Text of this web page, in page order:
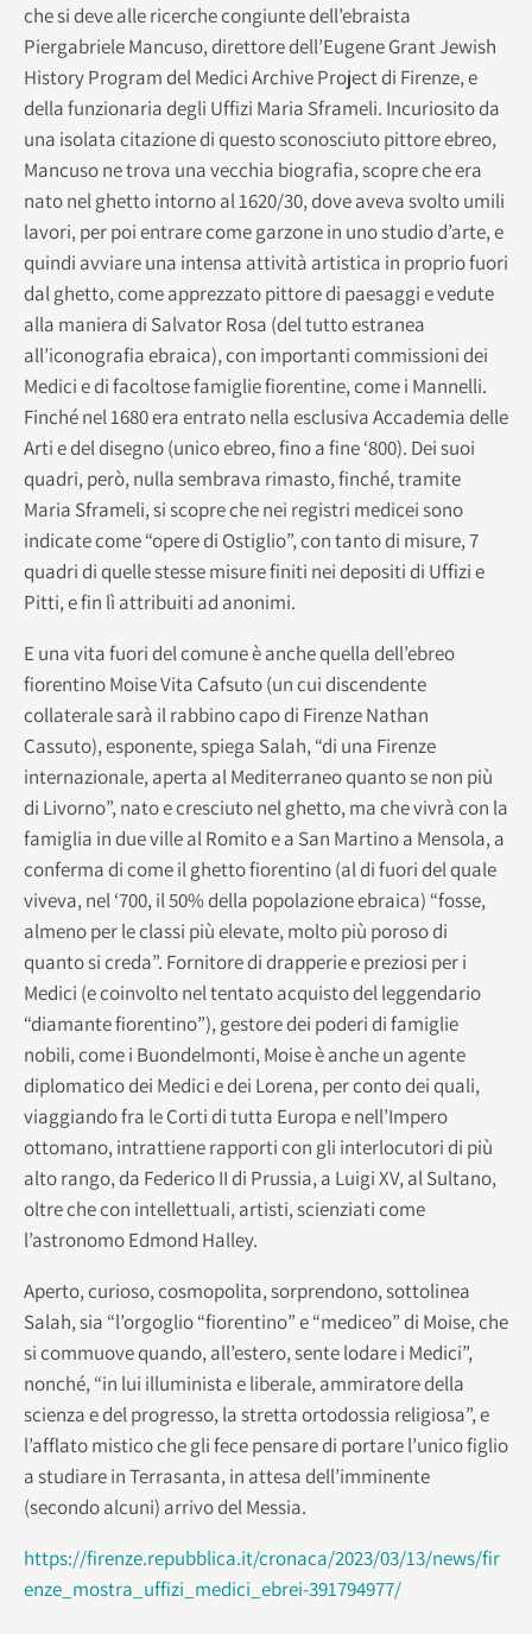
che si deve alle ricerche congiunte dell’ebraista
Piergabriele Mancuso, direttore dell’Eugene Grant Jewish
History Program del Medici Archive Project di Firenze, e
della funzionaria degli Uffizi Maria Sframeli. Incuriosito da
una isolata citazione di questo sconosciuto pittore ebreo,
Mancuso ne trova una vecchia biografia, scopre che era
nato nel ghetto intorno al 1620/30, dove aveva svolto umili
lavori, per poi entrare come garzone in uno studio d’arte, e
quindi avviare una intensa attività artistica in proprio fuori
dal ghetto, come apprezzato pittore di paesaggi e vedute
alla maniera di Salvator Rosa (del tutto estranea
all’iconografia ebraica), con importanti commissioni dei
Medici e di facoltose famiglie fiorentine, come i Mannelli.
Finché nel 1680 era entrato nella esclusiva Accademia delle
Arti e del disegno (unico ebreo, fino a fine ‘800). Dei suoi
quadri, però, nulla sembrava rimasto, finché, tramite
Maria Sframeli, si scopre che nei registri medicei sono
indicate come “opere di Ostiglio”, con tanto di misure, 7
quadri di quelle stesse misure finiti nei depositi di Uffizi e
Pitti, e fin lì attribuiti ad anonimi.
E una vita fuori del comune è anche quella dell’ebreo
fiorentino Moise Vita Cafsuto (un cui discendente
collaterale sarà il rabbino capo di Firenze Nathan
Cassuto), esponente, spiega Salah, “di una Firenze
internazionale, aperta al Mediterraneo quanto se non più
di Livorno”, nato e cresciuto nel ghetto, ma che vivrà con la
famiglia in due ville al Romito e a San Martino a Mensola, a
conferma di come il ghetto fiorentino (al di fuori del quale
viveva, nel ‘700, il 50% della popolazione ebraica) “fosse,
almeno per le classi più elevate, molto più poroso di
quanto si creda”. Fornitore di drapperie e preziosi per i
Medici (e coinvolto nel tentato acquisto del leggendario
“diamante fiorentino”), gestore dei poderi di famiglie
nobili, come i Buondelmonti, Moise è anche un agente
diplomatico dei Medici e dei Lorena, per conto dei quali,
viaggiando fra le Corti di tutta Europa e nell’Impero
ottomano, intrattiene rapporti con gli interlocutori di più
alto rango, da Federico II di Prussia, a Luigi XV, al Sultano,
oltre che con intellettuali, artisti, scienziati come
l’astronomo Edmond Halley.
Aperto, curioso, cosmopolita, sorprendono, sottolinea
Salah, sia “l’orgoglio “fiorentino” e “mediceo” di Moise, che
si commuove quando, all’estero, sente lodare i Medici”,
nonché, “in lui illuminista e liberale, ammiratore della
scienza e del progresso, la stretta ortodossia religiosa”, e
l’afflato mistico che gli fece pensare di portare l’unico figlio
a studiare in Terrasanta, in attesa dell’imminente
(secondo alcuni) arrivo del Messia.
https://firenze.repubblica.it/cronaca/2023/03/13/news/fir
enze_mostra_uffizi_medici_ebrei-391794977/